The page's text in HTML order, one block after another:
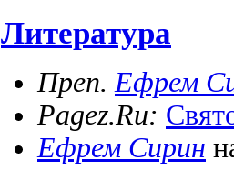
Литература
Преп.Ефрем
Pagez.Ru:
Ефрем Сирин